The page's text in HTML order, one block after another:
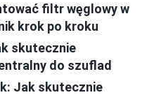
filtr węglowy w
krok po kroku
skutecznie
do szuflad
Jak skutecznie